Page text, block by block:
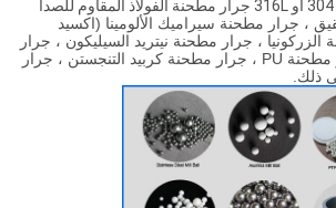
جرار المطحنة المتاحة: 304 أو 316L جرار مطحنة الفولاذ المقاوم للصدأ
، جرار مطحنة سيراميك الألومينا (اكسيد
الزركونيا ، جرار مطحنة نيتريد السيليكون ، جرار
مطحنة النايلون ، جرار مطحنة PU ، جرار مطحنة كربيد التنجستن ، جرار